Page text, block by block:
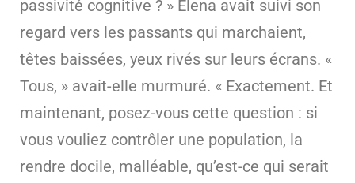
passivité cognitive ? » Elena avait suivi son
regard vers les passants qui marchaient,
têtes baissées, yeux rivés sur leurs écrans. «
Tous, » avait-elle murmuré. « Exactement. Et
maintenant, posez-vous cette question : si
vous vouliez contrôler une population, la
rendre docile, malléable, qu’est-ce qui serait